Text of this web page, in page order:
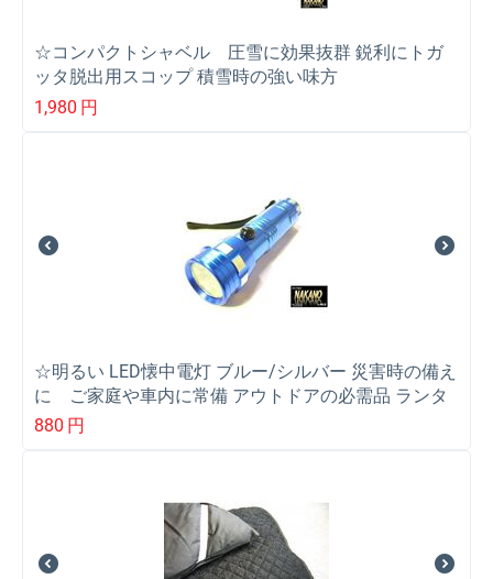
☆コンパクトシャベル 圧雪に効果抜群 鋭利にトガ
ッタ脱出用スコップ 積雪時の強い味方
1,980 円
☆明るい LED懐中電灯 ブルー/シルバー 災害時の備え
に ご家庭や車内に常備 アウトドアの必需品 ランタ
ン代わり
880 円